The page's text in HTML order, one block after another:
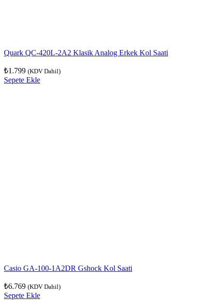
Quark QC-420L-2A2 Klasik Analog Erkek Kol Saati
₺1.799 (KDV Dahil)
Sepete Ekle
Casio GA-100-1A2DR Gshock Kol Saati
₺6.769 (KDV Dahil)
Sepete Ekle